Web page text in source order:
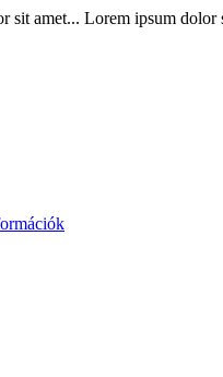
sit amet... Lorem ipsum dolor